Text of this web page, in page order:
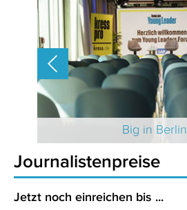
Big in Berlin
Journalistenpreise
Jetzt noch einreichen bis ...